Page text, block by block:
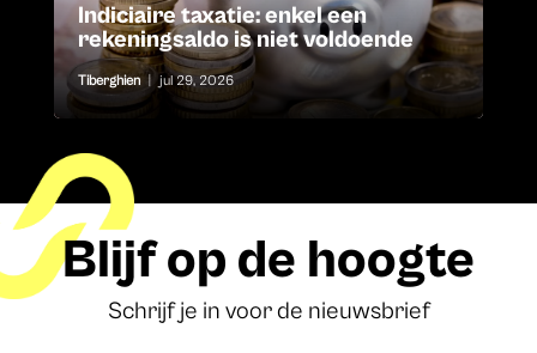
Indiciaire taxatie: enkel een
rekeningsaldo is niet voldoende
Tiberghien | jul 29, 2026
Blijf op de hoogte
Schrijf je in voor de nieuwsbrief